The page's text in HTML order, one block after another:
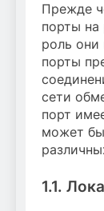
Прежде
порты на
роль они
порты
сети
порт
может
1.1.